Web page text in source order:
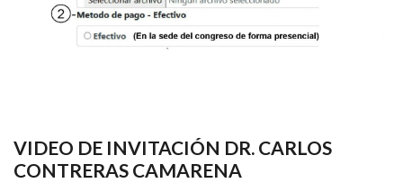
VIDEO DE INVITACIÓN DR. CARLOS
CONTRERAS CAMARENA